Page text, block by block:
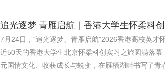
追光逐梦 青雁启航｜香港大学生怀柔科
7月24日，“追光逐梦、青雁启航”2026香港高校英
近50天的香港大学生北京怀柔科创实习之旅圆满落
元国情文化、收获成长与蜕变，在雁栖湖畔书写了青